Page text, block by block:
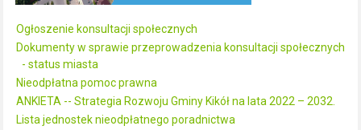
Ogłoszenie konsultacji społecznych
Dokumenty w sprawie przeprowadzenia konsultacji społecznych
- status miasta
Nieodpłatna pomoc prawna
ANKIETA -- Strategia Rozwoju Gminy Kikół na lata 2022 – 2032.
Lista jednostek nieodpłatnego poradnictwa